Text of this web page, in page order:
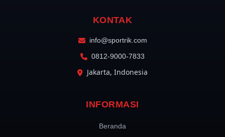
KONTAK
info@sportrik.com
0812-9000-7833
Jakarta, Indonesia
INFORMASI
Beranda